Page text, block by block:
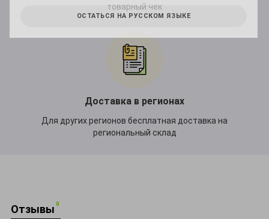
товарный чек
Доставка в регионах
Для других регионов бесплатная доставка на
региональный склад
Отзывы 0
ОСТАТЬСЯ НА РУССКОМ ЯЗЫКЕ